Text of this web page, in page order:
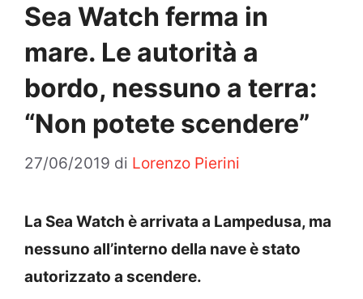
Sea Watch ferma in
mare. Le autorità a
bordo, nessuno a terra:
“Non potete scendere”
27/06/2019 di Lorenzo Pierini
La Sea Watch è arrivata a Lampedusa, ma
nessuno all’interno della nave è stato
autorizzato a scendere.